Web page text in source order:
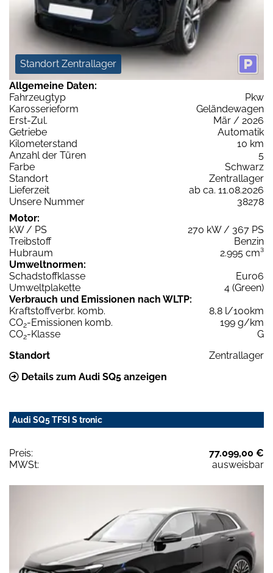
Standort Zentrallager
Allgemeine Daten:
Fahrzeugtyp
Pkw
Karosserieform
Geländewagen
Erst-Zul.
Mär / 2026
Getriebe
Automatik
Kilometerstand
10 km
Anzahl der Türen
5
Farbe
Schwarz
Standort
Zentrallager
Lieferzeit
ab ca. 11.08.2026
Unsere Nummer
38278
Motor:
kW / PS
270 kW / 367 PS
Treibstoff
Benzin
Hubraum
2.995 cm³
Umweltnormen:
Schadstoffklasse
Euro6
Umweltplakette
4 (Green)
Verbrauch und Emissionen nach WLTP:
Kraftstoffverbr. komb.
8,8 l/100km
CO2-Emissionen komb.
199 g/km
CO2-Klasse
G
Standort
Zentrallager
Details zum Audi SQ5 anzeigen
Audi SQ5 TFSI S tronic
Preis:
77.099,00 €
MWSt:
ausweisbar